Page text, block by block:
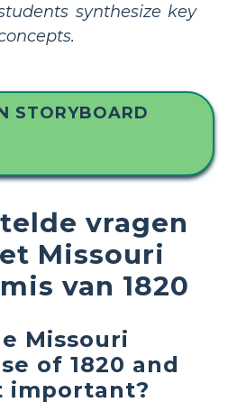
synthesize key
STORYBOARD
vragen
Missouri
van 1820
Missouri
of 1820 and
important?